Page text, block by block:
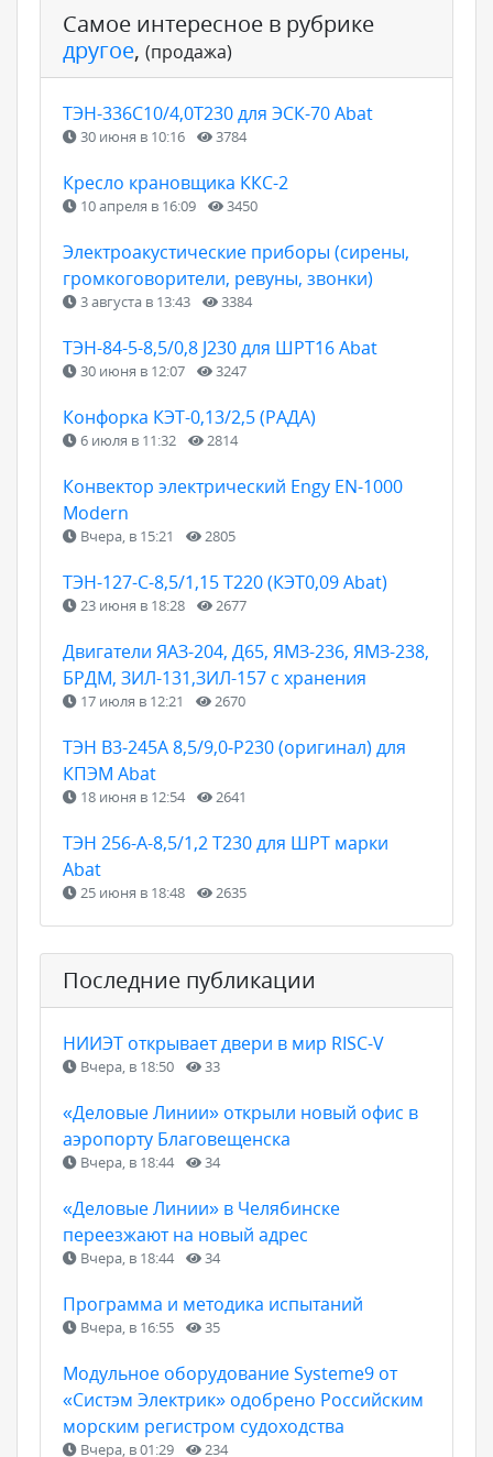
Самое интересное в рубрике
другое, (продажа)
ТЭН-336С10/4,0Т230 для ЭСК-70 Abat
30 июня в 10:16 3784
Кресло крановщика ККС-2
10 апреля в 16:09 3450
Электроакустические приборы (сирены,
громкоговорители, ревуны, звонки)
3 августа в 13:43 3384
ТЭН-84-5-8,5/0,8 J230 для ШРТ16 Abat
30 июня в 12:07 3247
Конфорка КЭТ-0,13/2,5 (РАДА)
6 июля в 11:32 2814
Конвектор электрический Engy EN-1000
Modern
Вчера, в 15:21 2805
ТЭН-127-С-8,5/1,15 Т220 (КЭТ0,09 Abat)
23 июня в 18:28 2677
Двигатели ЯАЗ-204, Д65, ЯМЗ-236, ЯМЗ-238,
БРДМ, ЗИЛ-131,ЗИЛ-157 с хранения
17 июля в 12:21 2670
ТЭН B3-245A 8,5/9,0-P230 (оригинал) для
КПЭМ Abat
18 июня в 12:54 2641
ТЭН 256-А-8,5/1,2 Т230 для ШРТ марки
Abat
25 июня в 18:48 2635
Последние публикации
НИИЭТ открывает двери в мир RISC-V
Вчера, в 18:50 33
«Деловые Линии» открыли новый офис в
аэропорту Благовещенска
Вчера, в 18:44 34
«Деловые Линии» в Челябинске
переезжают на новый адрес
Вчера, в 18:44 34
Программа и методика испытаний
Вчера, в 16:55 35
Модульное оборудование Systeme9 от
«Систэм Электрик» одобрено Российским
морским регистром судоходства
Вчера, в 01:29 234